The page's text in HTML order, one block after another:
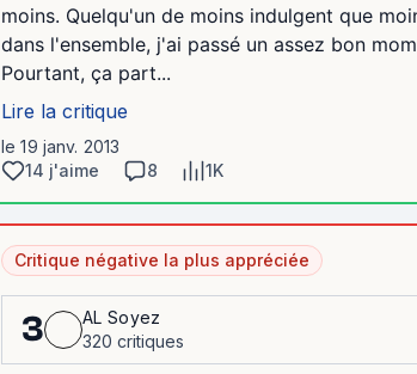
moins. Quelqu'un de moins indulgent que
dans l'ensemble, j'ai passé un assez bon
Pourtant, ça part...
Lire la critique
le 19 janv. 2013
14 j'aime
8 1K
Critique négative la plus appréciée
3
AL Soyez
320 critiques